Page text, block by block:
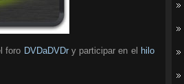
foro DVDaDVDry participar en el hilo